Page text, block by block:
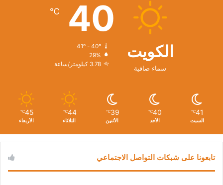
الكويت
سماء صافية
40
℃
41º - 40º
29%
3.78 كيلومتر/ساعة
41
℃
السبت
40
℃
الأحد
39
℃
الأثنين
44
℃
الثلاثاء
45
℃
الأربعاء
تابعونا على شبكات التواصل الاجتماعي